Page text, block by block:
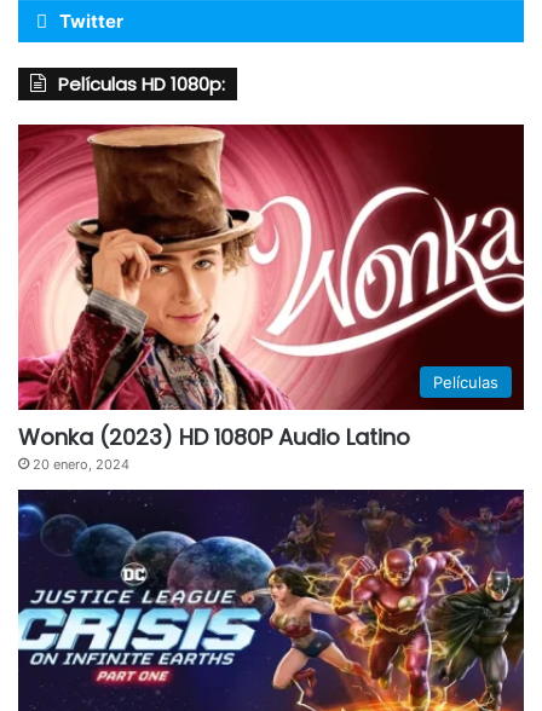
Twitter
Películas HD 1080p:
Películas
Wonka (2023) HD 1080P Audio Latino
20 enero, 2024